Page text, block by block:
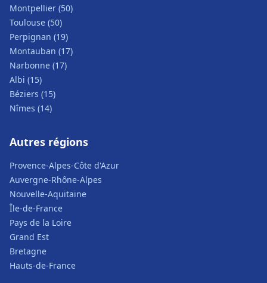
Montpellier (50)
Toulouse (50)
Perpignan (19)
Montauban (17)
Narbonne (17)
Albi (15)
Béziers (15)
Nîmes (14)
Autres régions
Provence-Alpes-Côte d'Azur
Auvergne-Rhône-Alpes
Nouvelle-Aquitaine
Île-de-France
Pays de la Loire
Grand Est
Bretagne
Hauts-de-France